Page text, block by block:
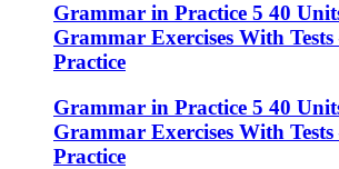
Grammar in Practice 5 40
Grammar Exercises With
Practice
Grammar in Practice 5 40
Grammar Exercises With
Practice